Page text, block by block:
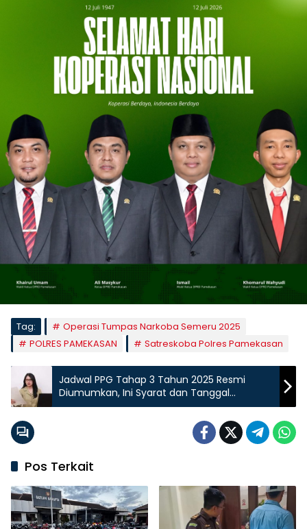
Tag:
Operasi Tumpas Narkoba Semeru 2025
POLRES PAMEKASAN
Satreskoba Polres Pamekasan
Jadwal PPG Tahap 3 Tahun 2025 Resmi
Diumumkan, Ini Syarat dan Tanggal
Pentingnya
Pos Terkait